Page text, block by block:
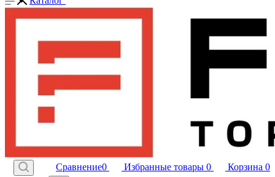
Сравнение0 Избранные товары 0 Корзина 0